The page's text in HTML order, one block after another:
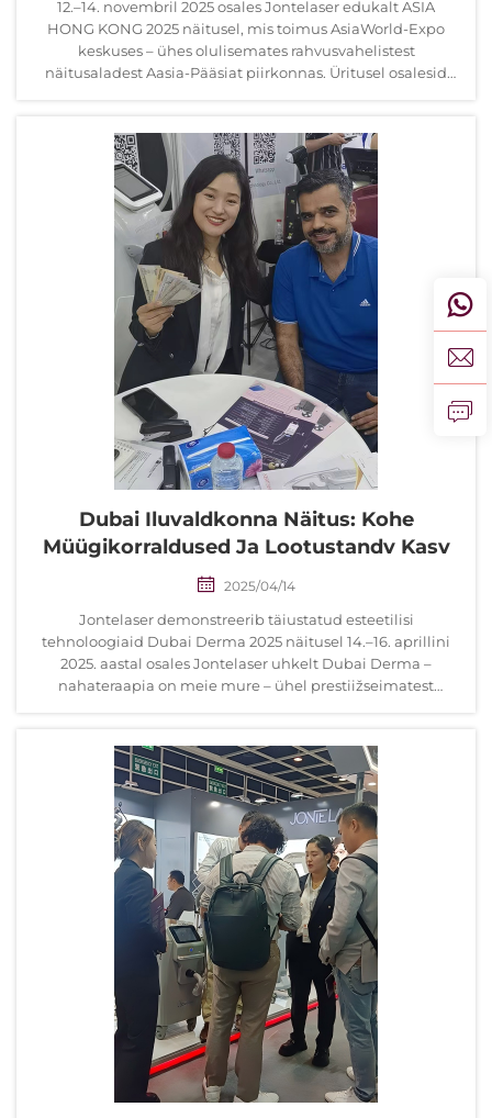
12.–14. novembril 2025 osales Jontelaser edukalt ASIA
HONG KONG 2025 näitusel, mis toimus AsiaWorld-Expo
keskuses – ühes olulisemates rahvusvahelistest
näitusaladest Aasia-Pääsiat piirkonnas. Üritusel osalesid
Dubai Iluvaldkonna Näitus: Kohe
Müügikorraldused Ja Lootustandv Kasv
2025/04/14
Jontelaser demonstreerib täiustatud esteetilisi
tehnoloogiaid Dubai Derma 2025 näitusel 14.–16. aprillini
2025. aastal osales Jontelaser uhkelt Dubai Derma –
nahateraapia on meie mure – ühel prestiižseimatest